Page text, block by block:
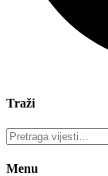
Traži
Menu